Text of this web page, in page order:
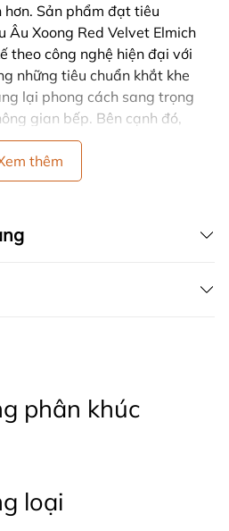
hơn. Sản phẩm đạt tiêu
Âu Xoong Red Velvet Elmich
theo công nghệ hiện đại với
những tiêu chuẩn khắt khe
lại phong cách sang trọng
gian bếp. Bên cạnh đó,
nhận là không phản ứng
phẩm, an toàn cho sức
nguy cơ cháy thực phẩm
thêm
phân khúc
loại